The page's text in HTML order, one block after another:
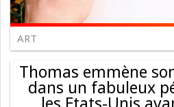
ART
Thomas emmène
dans un fabuleux